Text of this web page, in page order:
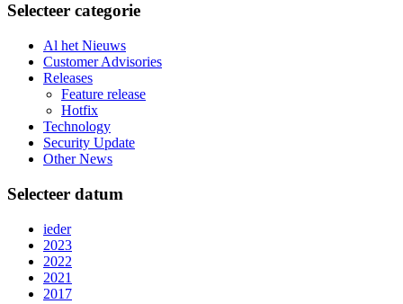
Selecteer categorie
Al het Nieuws
Customer Advisories
Releases
Feature release
Hotfix
Technology
Security Update
Other News
Selecteer datum
ieder
2023
2022
2021
2017